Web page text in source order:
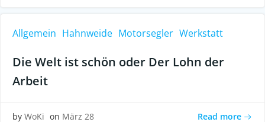
Allgemein Hahnweide Motorsegler Werkstatt
Die Welt ist schön oder Der Lohn der
Arbeit
by WoKi on März 28 Read more